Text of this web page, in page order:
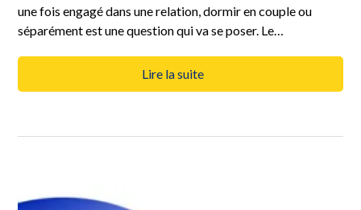
une fois engagé dans une relation, dormir en couple ou
séparément est une question qui va se poser. Le…
Lire la suite